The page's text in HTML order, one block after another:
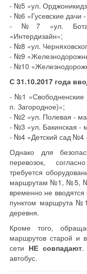
- №5 «ул.
- №6 «Гусевские дачи
- №7 «ул.
«Интердизайн»;
- №8 «ул.
- №9
- №10
С 31.10.2017 года
- №1 «Свободненские
п. Загородное)»;
- №2 «ул. Полевая -
- №3 «ул. Бакинская -
- №4 «Детский сад №4
Однако для
перевозок,
требуется
маршрутам №1, №5,
временно не
пунктом маршрута
деревня.
Кроме того,
маршрутов старой и
сети НЕ совпадают.
автобус.